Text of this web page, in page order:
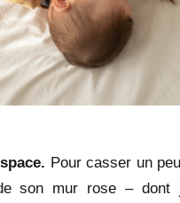
Pour casser un
son mur rose – dont